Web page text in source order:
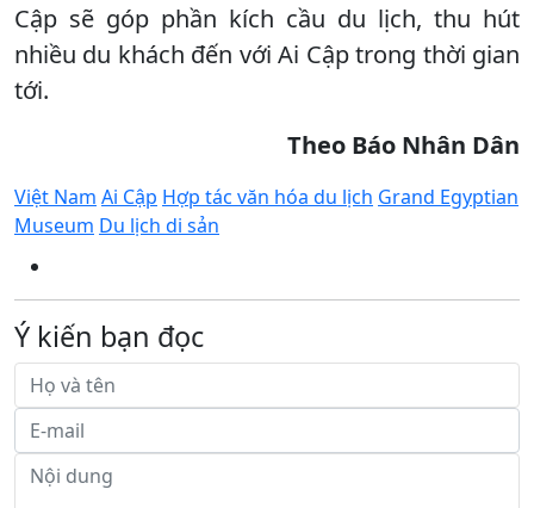
Cập sẽ góp phần kích cầu du lịch, thu hút
nhiều du khách đến với Ai Cập trong thời gian
tới.
Theo Báo Nhân Dân
Việt Nam Ai Cập Hợp tác văn hóa du lịch Grand Egyptian
Museum Du lịch di sản
Ý kiến bạn đọc